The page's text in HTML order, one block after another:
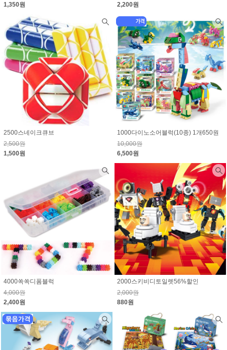
1,350원
2,200원
2500스네이크큐브
2,500원
1,500원
1000다이노소어블럭(10종) 1개650원
10,000원
6,500원
4000쏙쏙디폼블럭
4,000원
2,400원
2000스키비디토일렛56%할인
2,000원
880원